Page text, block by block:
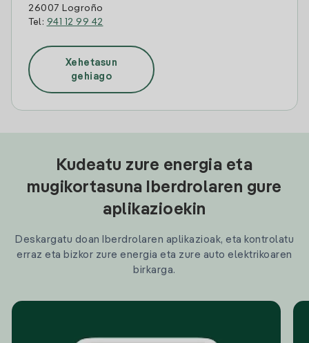
26007 Logroño
Tel: 941 12 99 42
Xehetasun
gehiago
Kudeatu zure energia eta
mugikortasuna Iberdrolaren gure
aplikazioekin
Deskargatu doan Iberdrolaren aplikazioak, eta kontrolatu
erraz eta bizkor zure energia eta zure auto elektrikoaren
birkarga.